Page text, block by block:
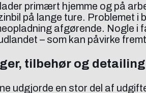
primært hjemme og på
på lange ture. Problemet
afgørende. Nogle
– som kan påvirke
tilbehør og
udgjorde en stor del af